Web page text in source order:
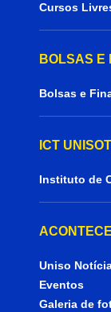
Cursos
BOLSAS E
Bolsas e
ICT
Instituto de
Uniso
Eventos
Galeria de